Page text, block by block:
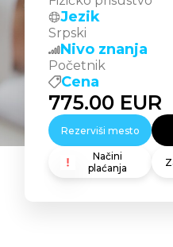
Jezik
Srpski
Nivo znanja
Početnik
Cena
775.00 EUR
Rezerviši mesto
Načini
plaćanja